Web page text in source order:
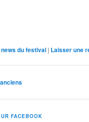
du festival | Laisser une
FACEBOOK